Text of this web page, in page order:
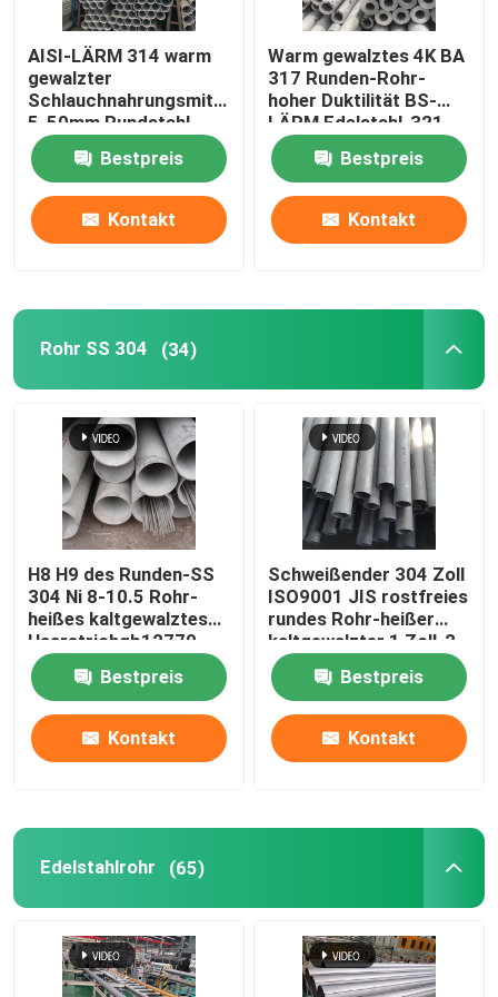
Kupfernes Rundeisen
Blatt des dicken Kupferblechs
Kohlenstoffstahl-Blatt
AISI-LÄRM 314 warm
gewalzter
Schlauchnahrungsmittelgrad
5-50mm Rundstahl-
316
Bestpreis
Kontakt
Warm gewalztes 4K BA
317 Runden-Rohr-
hoher Duktilität BS-
LÄRM Edelstahl-321
Bestpreis
Kontakt
Rohr SS 304 (34)
H8 H9 des Runden-SS
304 Ni 8-10.5 Rohr-
heißes kaltgewalztes
Haarstrichgb12770
Bestpreis
Kontakt
Schweißender 304 Zoll
ISO9001 JIS rostfreies
rundes Rohr-heißer
kaltgewalzter 1 Zoll-2
Bestpreis
Kontakt
Edelstahlrohr (65)